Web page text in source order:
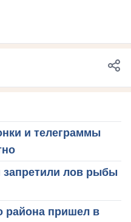
и телеграммы
запретили лов рыбы
района пришел в